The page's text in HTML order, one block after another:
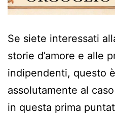
Se siete interessati
storie d’amore e alle
indipendenti, questo
assolutamente al
in questa prima